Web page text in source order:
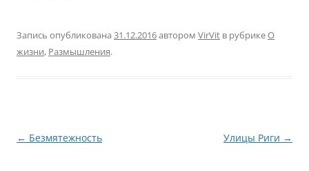
Запись опубликована 31.12.2016автором VirVit в рубрикеО
жизни, Размышления.
Навигация
← Безмятежность Улицы Риги →